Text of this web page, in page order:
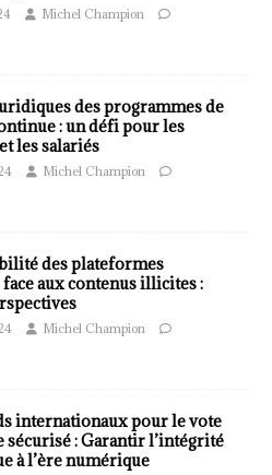
Michel Champion
des programmes de
: un défi pour les
les salariés
Michel Champion
des plateformes
aux contenus illicites :
Michel Champion
internationaux pour le vote
sécurisé : Garantir l’intégrité
à l’ère numérique